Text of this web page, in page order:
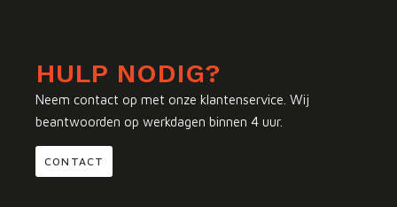
HULP NODIG?
Neem contact op met onze klantenservice. Wij
beantwoorden op werkdagen binnen 4 uur.
CONTACT